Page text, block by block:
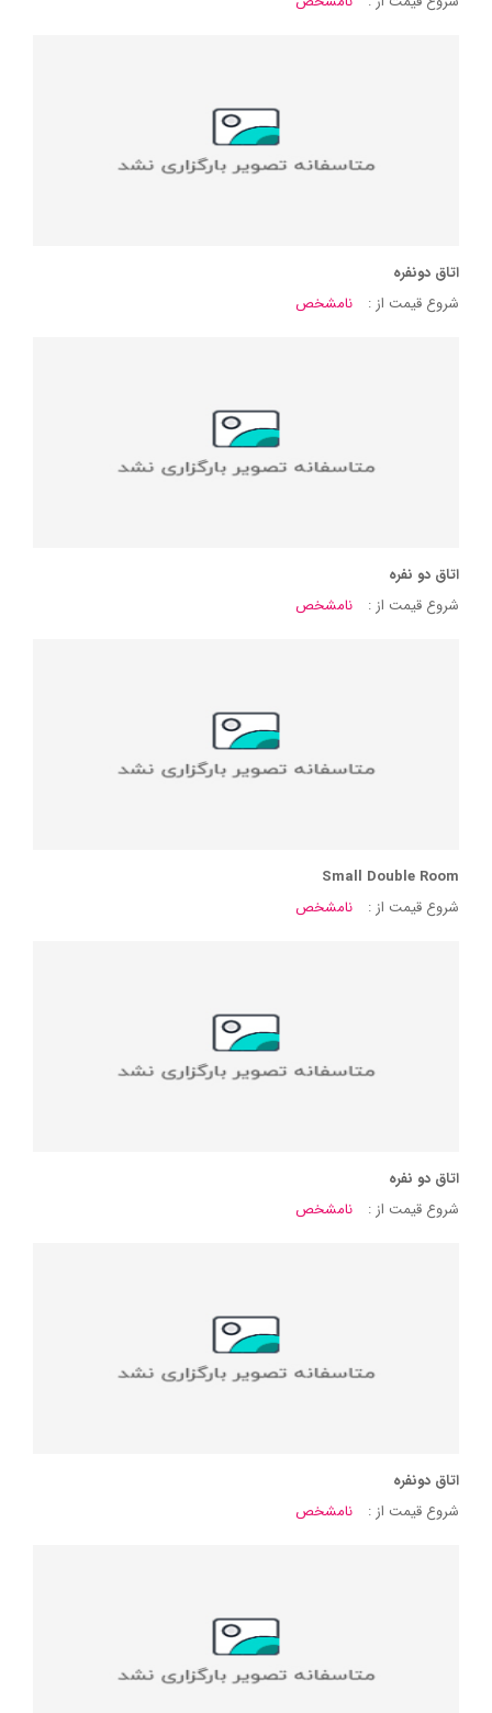
اتاق دونفره
شروع قیمت از :
نامشخص
اتاق دو نفره
شروع قیمت از :
نامشخص
Small Double Room
شروع قیمت از :
نامشخص
اتاق دو نفره
شروع قیمت از :
نامشخص
اتاق دونفره
شروع قیمت از :
نامشخص